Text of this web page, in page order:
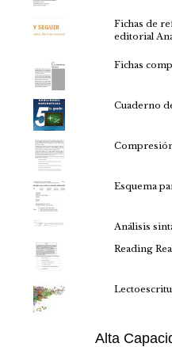
Fichas de
editorial
Fichas
Cuaderno
Esquema
Análisis
Reading
Alta